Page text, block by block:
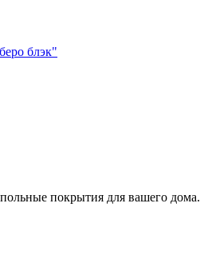
блэк"
покрытия для вашего дома.